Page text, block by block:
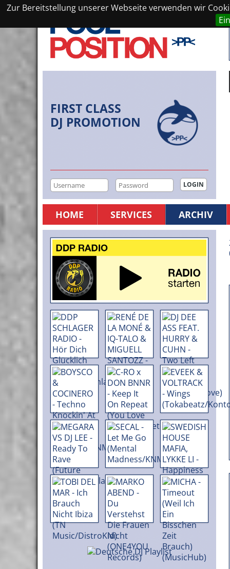
Zur Bereitstellung unserer Webseite verwenden wir
FIRST CLASS
DJ PROMOTION
HOME SERVICES ARCHIV